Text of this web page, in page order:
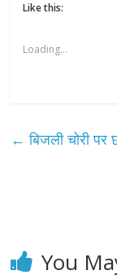
Like this:
Loading...
← बिजली चोरी पर
You